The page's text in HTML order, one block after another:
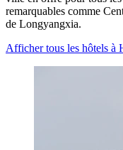
remarquables comme
de Longyangxia.
Afficher tous les hôtels à